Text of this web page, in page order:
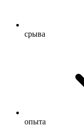
срыва
опыта